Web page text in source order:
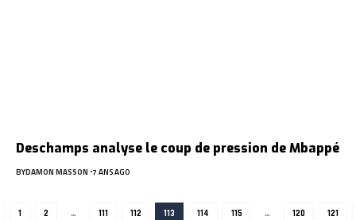
Deschamps analyse le coup de pression de Mbappé
BYDAMON MASSON 7 ANS AGO
1 2 … 111 112 113 114 115 … 120 121